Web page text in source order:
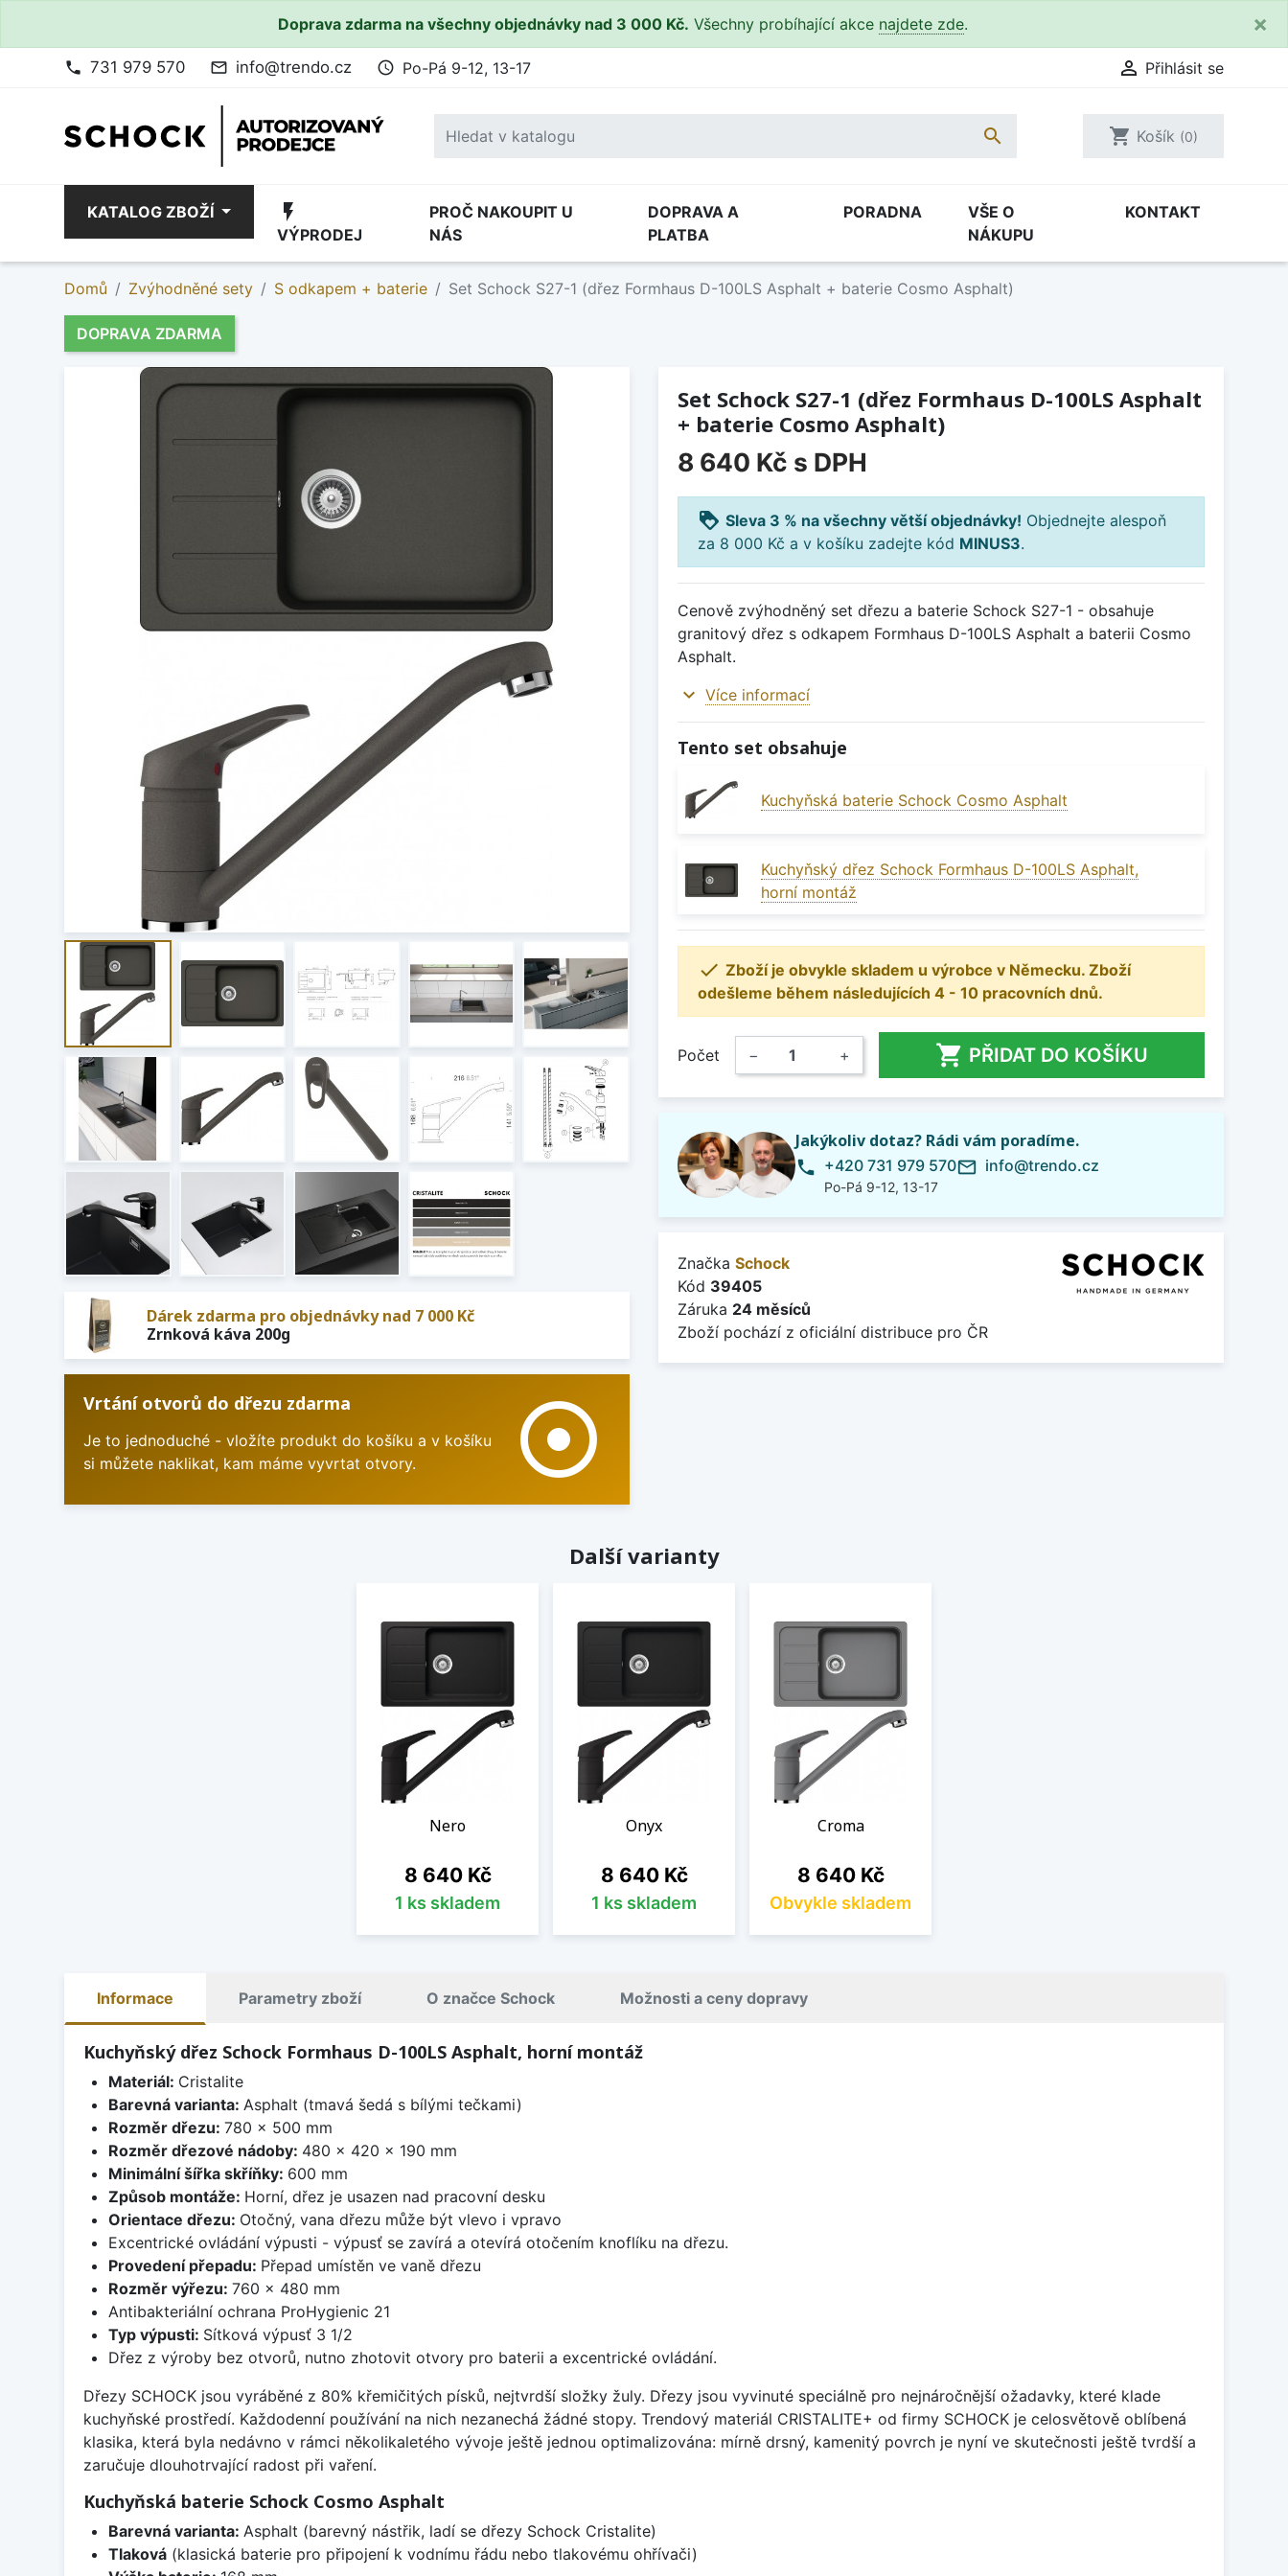
Doprava zdarma na všechny objednávky nad 3 000 Kč. Všechny probíhající akce najdete zde. ×
phone 731 979 570 mail_outline info@trendo.cz access_time Po-Pá 9-12, 13-17  Přihlásit se
 shopping_cart Košík (0)
KATALOG ZBOŽÍ flash_on
VÝPRODEJ
PROČ NAKOUPIT U
NÁS
DOPRAVA A
PLATBA
PORADNA
VŠE O
NÁKUPU
KONTAKT
Domů Zvýhodněné sety S odkapem + baterie Set Schock S27-1 (dřez Formhaus D-100LS Asphalt + baterie Cosmo Asphalt)
DOPRAVA ZDARMA
Dárek zdarma pro objednávky nad 7 000 Kč
Zrnková káva 200g
Vrtání otvorů do dřezu zdarma
Je to jednoduché - vložíte produkt do košíku a v košíku
si můžete naklikat, kam máme vyvrtat otvory.
adjust
Set Schock S27-1 (dřez Formhaus D-100LS Asphalt
+ baterie Cosmo Asphalt)
8 640 Kč s DPH
loyalty Sleva 3 % na všechny větší objednávky! Objednejte alespoň
za 8 000 Kč a v košíku zadejte kód MINUS3.
Cenově zvýhodněný set dřezu a baterie Schock S27-1 - obsahuje
granitový dřez s odkapem Formhaus D-100LS Asphalt a baterii Cosmo
Asphalt.
expand_more Více informací
Tento set obsahuje
Kuchyňská baterie Schock Cosmo Asphalt
Kuchyňský dřez Schock Formhaus D-100LS Asphalt,
horní montáž
 Zboží je obvykle skladem u výrobce v Německu. Zboží
odešleme během následujících 4 - 10 pracovních dnů.
Počet − +  PŘIDAT DO KOŠÍKU
Jakýkoliv dotaz? Rádi vám poradíme.
phone +420 731 979 570
Po-Pá 9-12, 13-17
mail_outline info@trendo.cz
Značka Schock
Kód 39405
Záruka 24 měsíců
Zboží pochází z oficiální distribuce pro ČR
Další varianty
Nero
Cena
8 640 Kč
1 ks skladem
Onyx
Cena
8 640 Kč
1 ks skladem
Croma
Cena
8 640 Kč
Obvykle skladem
Informace Parametry zboží O značce Schock Možnosti a ceny dopravy
Kuchyňský dřez Schock Formhaus D-100LS Asphalt, horní montáž
Materiál: Cristalite
Barevná varianta: Asphalt (tmavá šedá s bílými tečkami)
Rozměr dřezu: 780 x 500 mm
Rozměr dřezové nádoby: 480 x 420 x 190 mm
Minimální šířka skříňky: 600 mm
Způsob montáže: Horní, dřez je usazen nad pracovní desku
Orientace dřezu: Otočný, vana dřezu může být vlevo i vpravo
Excentrické ovládání výpusti - výpusť se zavírá a otevírá otočením knoflíku na dřezu.
Provedení přepadu: Přepad umístěn ve vaně dřezu
Rozměr výřezu: 760 x 480 mm
Antibakteriální ochrana ProHygienic 21
Typ výpusti: Sítková výpusť 3 1/2
Dřez z výroby bez otvorů, nutno zhotovit otvory pro baterii a excentrické ovládání.
Dřezy SCHOCK jsou vyráběné z 80% křemičitých písků, nejtvrdší složky žuly. Dřezy jsou vyvinuté speciálně pro nejnáročnější ožadavky, které klade
kuchyňské prostředí. Každodenní používání na nich nezanechá žádné stopy. Trendový materiál CRISTALITE+ od firmy SCHOCK je celosvětově oblíbená
klasika, která byla nedávno v rámci několikaletého vývoje ještě jednou optimalizována: mírně drsný, kamenitý povrch je nyní ve skutečnosti ještě tvrdší a
zaručuje dlouhotrvající radost při vaření.
Kuchyňská baterie Schock Cosmo Asphalt
Barevná varianta: Asphalt (barevný nástřik, ladí se dřezy Schock Cristalite)
Tlaková(klasická baterie pro připojení k vodnímu řádu nebo tlakovému ohřívači)